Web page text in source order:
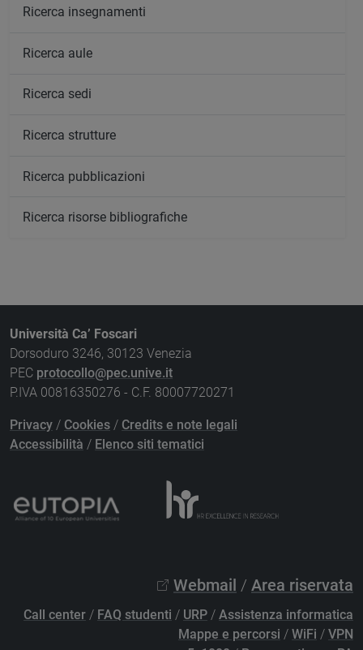
Ricerca insegnamenti
Ricerca aule
Ricerca sedi
Ricerca strutture
Ricerca pubblicazioni
Ricerca risorse bibliografiche
Università Ca’ Foscari
Dorsoduro 3246, 30123 Venezia
PEC protocollo@pec.unive.it
P.IVA 00816350276 - C.F. 80007720271
Privacy / Cookies / Credits e note legali
Accessibilità / Elenco siti tematici
Webmail / Area riservata
Call center / FAQ studenti / URP / Assistenza informatica
Mappe e percorsi / WiFi / VPN